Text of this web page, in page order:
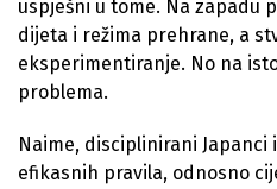
uspješni u tome. Na zapadu
dijeta i režima prehrane, a
eksperimentiranje. No na
problema.
Naime, disciplinirani
efikasnih pravila, odnosno